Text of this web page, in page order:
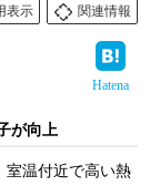
表示
関連情報
Hatena
が向上
温付近で高い熱